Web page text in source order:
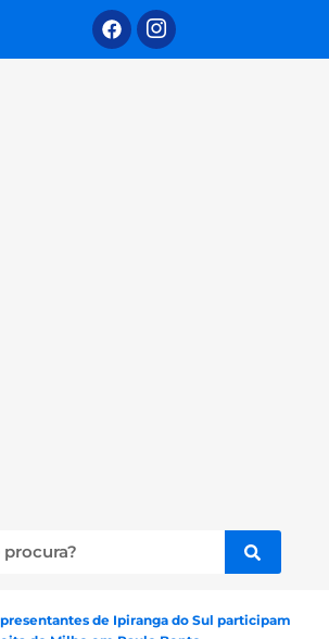
de Ipiranga do Sul participam